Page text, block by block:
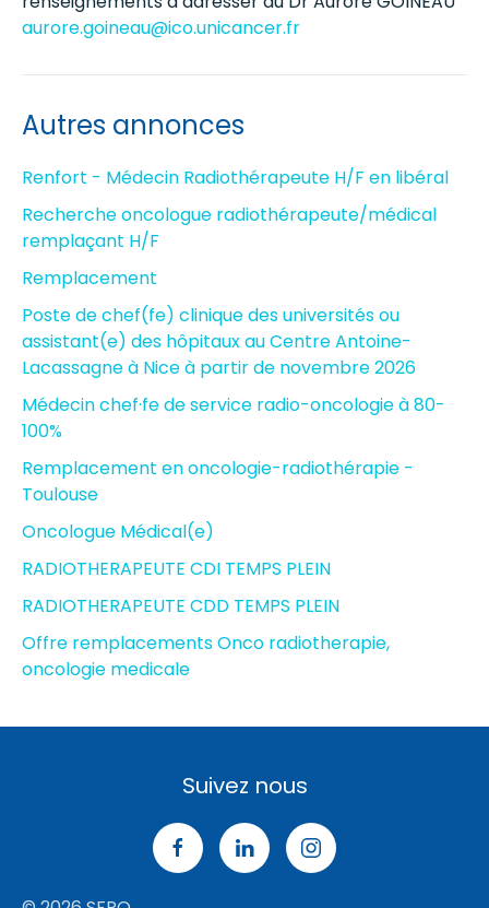
aurore.goineau@ico.unicancer.fr
Autres annonces
Renfort - Médecin Radiothérapeute H/F en libéral
Recherche oncologue radiothérapeute/médical
remplaçant H/F
Remplacement
Poste de chef(fe) clinique des universités ou
assistant(e) des hôpitaux au Centre Antoine-
Lacassagne à Nice à partir de novembre 2026
Médecin chef·fe de service radio-oncologie à 80-
100%
Remplacement en oncologie-radiothérapie -
Toulouse
Oncologue Médical(e)
RADIOTHERAPEUTE CDI TEMPS PLEIN
RADIOTHERAPEUTE CDD TEMPS PLEIN
Offre remplacements Onco radiotherapie,
oncologie medicale
Suivez nous